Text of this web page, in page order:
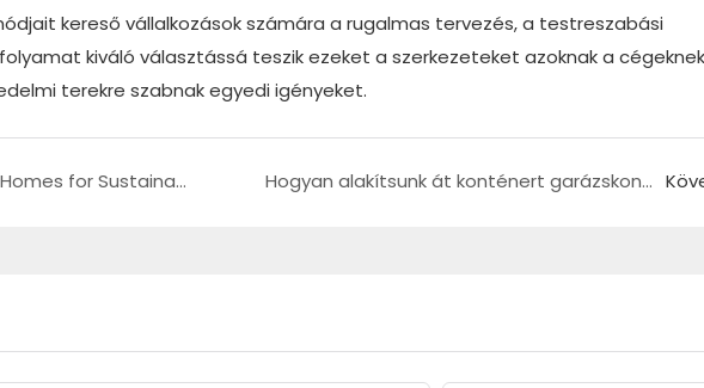
kereső vállalkozások számára a rugalmas tervezés, a testreszabási
kiváló választássá teszik ezeket a szerkezeteket azoknak a
terekre szabnak egyedi igényeket.
Solar Integration in Modular Homes for Sustainable Living Hogyan alakítsunk át konténert garázskonténerré